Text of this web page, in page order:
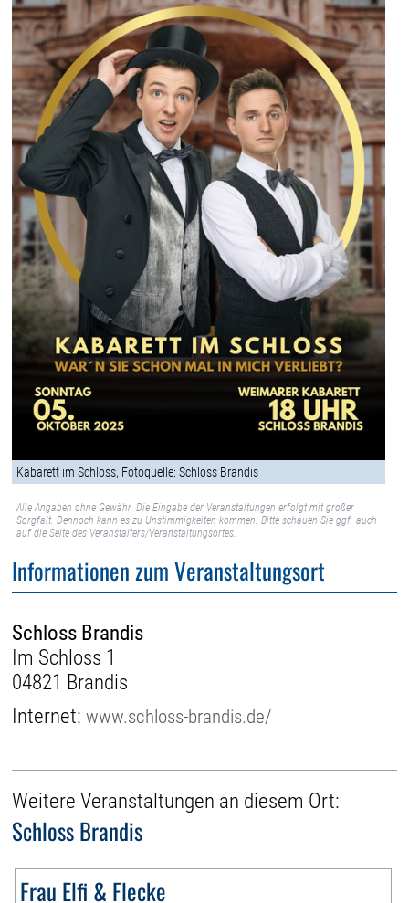
Kabarett im Schloss, Fotoquelle: Schloss Brandis
Alle Angaben ohne Gewähr. Die Eingabe der Veranstaltungen erfolgt mit großer
Sorgfalt. Dennoch kann es zu Unstimmigkeiten kommen. Bitte schauen Sie ggf. auch
auf die Seite des Veranstalters/Veranstaltungsortes.
Informationen zum Veranstaltungsort
Schloss Brandis
Im Schloss 1
04821 Brandis
Internet:www.schloss-brandis.de/
Weitere Veranstaltungen an diesem Ort:
Schloss Brandis
Frau Elfi & Flecke